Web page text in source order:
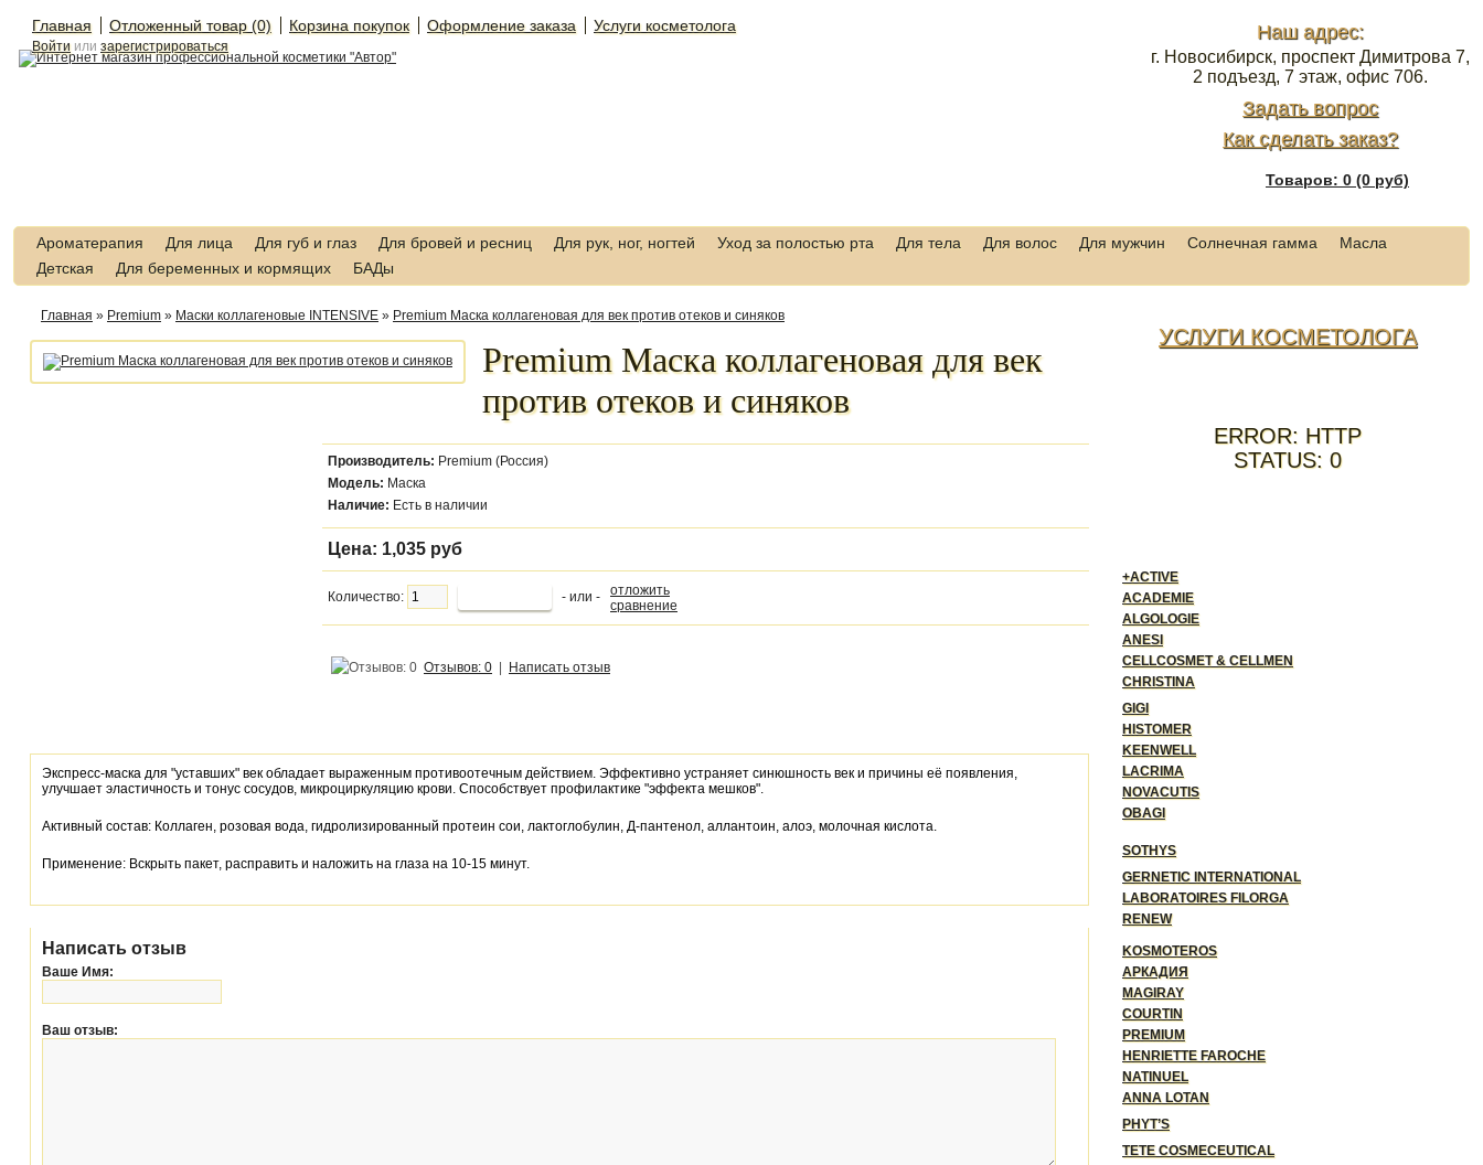
Товаров: 0 (0 руб)
Наш адрес:
г. Новосибирск, проспект Димитрова 7,
2 подъезд, 7 этаж, офис 706.
Задать вопрос
Как сделать заказ?
Войти или зарегистрироваться
Главная Отложенный товар (0) Корзина покупок Оформление заказа Услуги косметолога
Ароматерапия Для лица Для губ и глаз Для бровей и ресниц Для рук, ног, ногтей Уход за полостью рта Для тела Для волос Для мужчин Солнечная гамма
Масла
Детская
Для беременных и кормящих БАДы
Главная » Premium » Маски коллагеновые INTENSIVE » Premium Маска коллагеновая для век против отеков и синяков
Premium Маска коллагеновая для век
против отеков и синяков
Производитель: Premium (Россия)
Модель: Маска
Наличие: Есть в наличии
Цена: 1,035 руб
Количество: - или -
отложить
сравнение
Отзывов: 0 Написать отзыв
Экспресс-маска для "уставших" век обладает выраженным противоотечным действием. Эффективно устраняет синюшность век и причины её появления,
улучшает эластичность и тонус сосудов, микроциркуляцию крови. Способствует профилактике "эффекта мешков".
Активный состав: Коллаген, розовая вода, гидролизированный протеин сои, лактоглобулин, Д-пантенол, аллантоин, алоэ, молочная кислота.
Применение: Вскрыть пакет, расправить и наложить на глаза на 10-15 минут.
Написать отзыв
Ваше Имя:
Ваш отзыв:
УСЛУГИ КОСМЕТОЛОГА
ERROR: HTTP
STATUS: 0
+ACTIVE
ACADEMIE
ALGOLOGIE
ANESI
CELLCOSMET & CELLMEN
CHRISTINA
GIGI
HISTOMER
KEENWELL
LACRIMA
NOVACUTIS
OBAGI
SOTHYS
GERNETIC INTERNATIONAL
LABORATOIRES FILORGA
RENEW
KOSMOTEROS
АРКАДИЯ
MAGIRAY
COURTIN
PREMIUM
HENRIETTE FAROCHE
NATINUEL
ANNA LOTAN
PHYT’S
TETE COSMECEUTICAL